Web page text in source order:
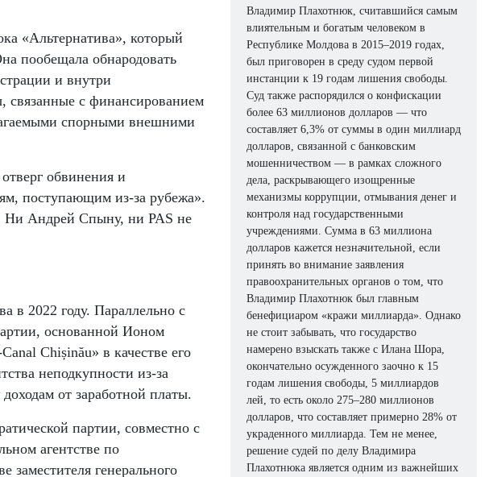
«Альтернатива», который
пообещала обнародовать
и внутри
связанные с финансированием
спорными внешними
обвинения и
поступающим из-за рубежа».
Ни Андрей Спыну, ни PAS не
в 2022 году. Параллельно с
основанной Ионом
Chișinău» в качестве его
неподкупности из-за
от заработной платы.
партии, совместно с
агентстве по
заместителя генерального
Владимир Плахотнюк, считавшийся самым
влиятельным и богатым человеком в
Республике Молдова в 2015–2019 годах,
был приговорен в среду судом первой
инстанции к 19 годам лишения свободы.
Суд также распорядился о конфискации
более 63 миллионов долларов — что
составляет 6,3% от суммы в один миллиард
долларов, связанной с банковским
мошенничеством — в рамках сложного
дела, раскрывающего изощренные
механизмы коррупции, отмывания денег и
контроля над государственными
учреждениями. Сумма в 63 миллиона
долларов кажется незначительной, если
принять во внимание заявления
правоохранительных органов о том, что
Владимир Плахотнюк был главным
бенефициаром «кражи миллиарда». Однако
не стоит забывать, что государство
намерено взыскать также с Илана Шора,
окончательно осужденного заочно к 15
годам лишения свободы, 5 миллиардов
лей, то есть около 275–280 миллионов
долларов, что составляет примерно 28% от
украденного миллиарда. Тем не менее,
решение судей по делу Владимира
Плахотнюка является одним из важнейших